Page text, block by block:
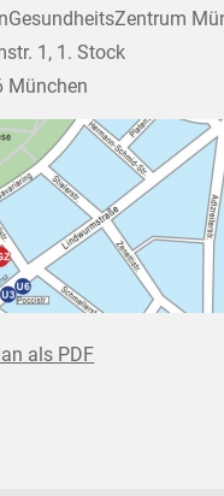
1, 1. Stock
München
als PDF